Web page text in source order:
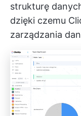
strukturę
dzięki czemu
zarządzania